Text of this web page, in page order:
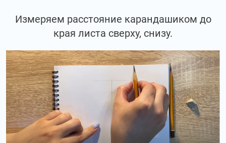
Измеряем расстояние карандашиком до
края листа сверху, снизу.